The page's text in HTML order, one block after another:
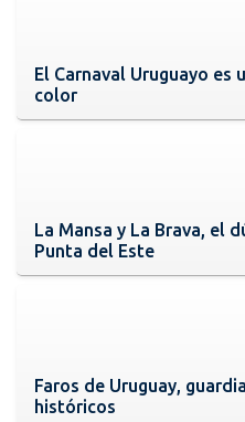
El Carnaval Uruguayo
color
La Mansa y La Brava, el
Punta del Este
Faros de Uruguay,
históricos